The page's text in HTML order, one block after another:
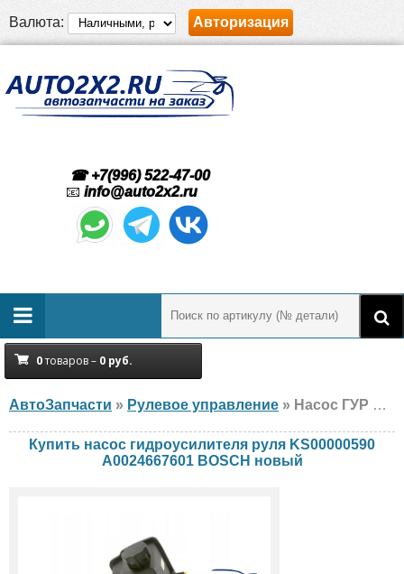
Валюта: Авторизация
☎ +7(996) 522-47-00
📧 info@auto2x2.ru
0товаров – 0 руб.
АвтоЗапчасти » Рулевое управление » Насос ГУР BOSCH KS00000590 A0024667601 Mercedes, новый
Купить насос гидроусилителя руля KS00000590
A0024667601 BOSCH новый